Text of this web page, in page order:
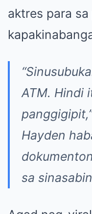
aktres para
ATM. Hindi
Hayden
sa